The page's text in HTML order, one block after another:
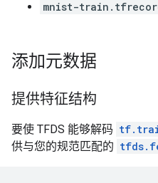
mnist-
添加元数据
提供特征结构
要使 TFDS 能够解码
供与您的规范匹配的